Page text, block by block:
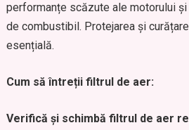
performanțe scăzute ale motorului și
de combustibil. Protejarea și
esențială.
Cum să întreții filtrul de aer:
Verifică și schimbă filtrul de aer